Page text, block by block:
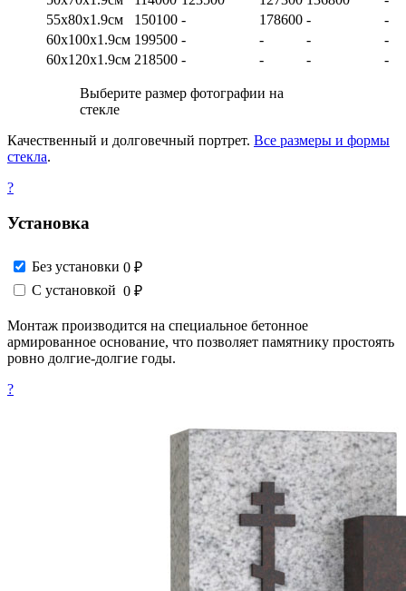
55х80х1.9см
150100 - 178600 -
-
60х100х1.9см 199500 - - -
-
60х120х1.9см 218500 - - - -
Выберите размер фотографии на
стекле
Качественный и долговечный портрет. Все размеры и формы
стекла.
?
Установка
Без установки 0 ₽
С установкой 0 ₽
Монтаж производится на специальное бетонное
армированное основание, что позволяет памятнику простоять
ровно долгие-долгие годы.
?